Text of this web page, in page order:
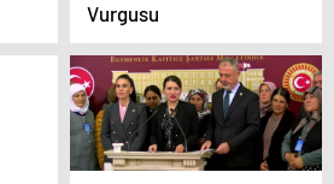
Vurgusu